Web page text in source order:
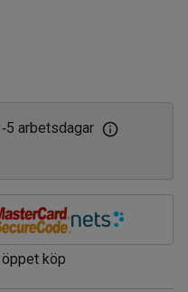
‑5 arbetsdagar
köp